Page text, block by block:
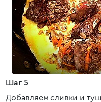
Шаг 5
Добавляем сливки и